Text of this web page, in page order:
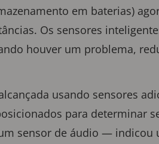
em baterias)
Os sensores
houver um problema,
usando sensores
para determinar
sensor de áudio — indicou